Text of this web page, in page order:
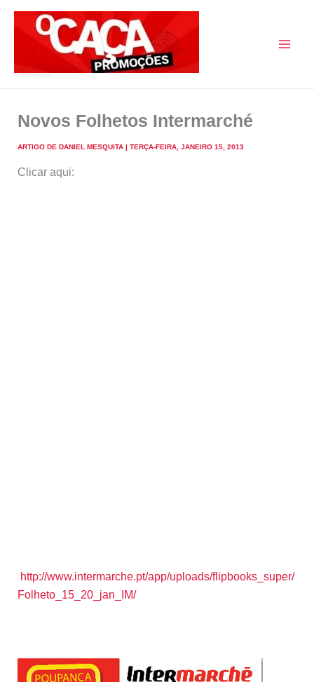
Novos Folhetos Intermarché
ARTIGO DE DANIEL MESQUITA | TERÇA-FEIRA, JANEIRO 15, 2013
Clicar aqui:
http://www.intermarche.pt/app/uploads/flipbooks_super/
Folheto_15_20_jan_IM/